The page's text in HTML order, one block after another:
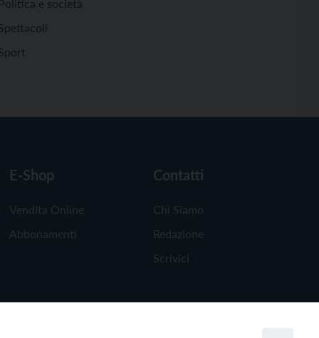
Politica e società
E-Shop
Vendita Online
Abbonamenti
Contatti
Chi Siamo
Redazione
Scrivici